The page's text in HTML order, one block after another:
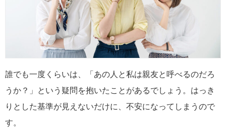
誰でも一度くらいは、「あの人と私は親友と呼べるのだろ
うか？」という疑問を抱いたことがあるでしょう。はっき
りとした基準が見えないだけに、不安になってしまうので
す。